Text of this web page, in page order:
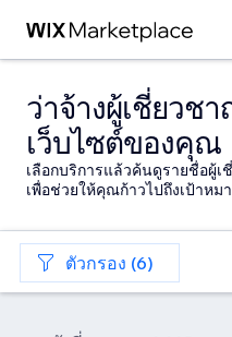
ว่าจ้างผู้เชี่ยวช
เว็บไซต์ของคุณ
เลือกบริการแล้วค้นดูรายชื่อผู้
เพื่อช่วยให้คุณก้าวไปถึงเป้าหม
ตัวกรอง (6)